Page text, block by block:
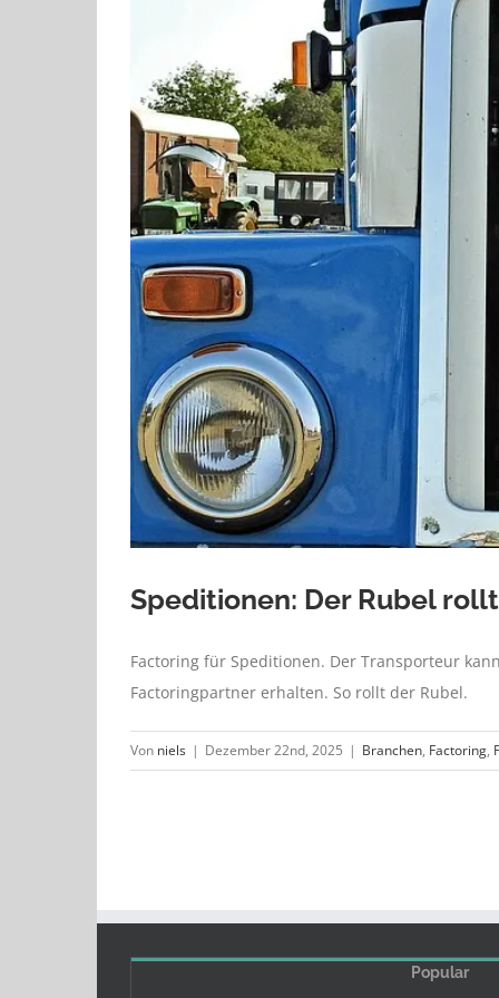
Speditionen: Der Rubel rollt
Factoring für Speditionen. Der Transporteur
Factoringpartner erhalten. So rollt der Rubel.
Von niels | Dezember 22nd, 2025 | Branchen, Factoring,
Popular